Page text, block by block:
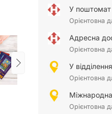
У поштомат
Орієнтовна
Адресна
Орієнтовна
У
Орієнтовна
Орієнтовна